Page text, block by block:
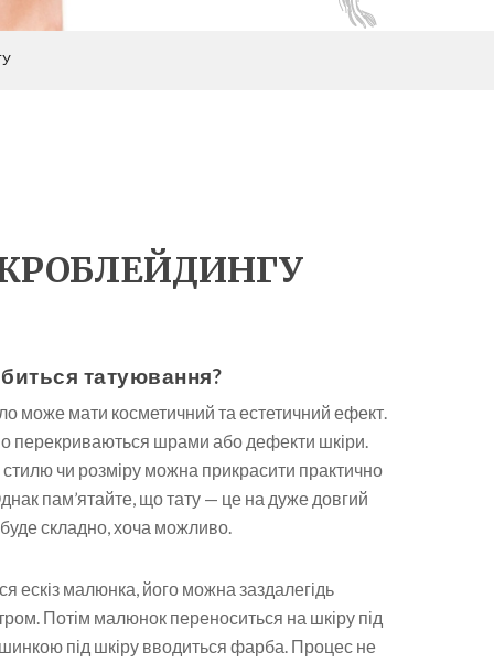
татуювання?
може мати косметичний та естетичний ефект.
перекриваються шрами або дефекти шкіри.
чи розміру можна прикрасити практично
пам’ятайте, що тату — це на дуже довгий
складно, хоча можливо.
ескіз малюнка, його можна заздалегідь
Потім малюнок переноситься на шкіру під
під шкіру вводиться фарба. Процес не